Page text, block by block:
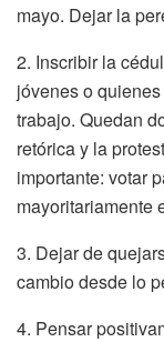
mayo. Dejar la
2. Inscribir la
jóvenes o
trabajo. Quedan
retórica y la
importante: votar
mayoritariamente
3. Dejar de
cambio desde lo
4. Pensar